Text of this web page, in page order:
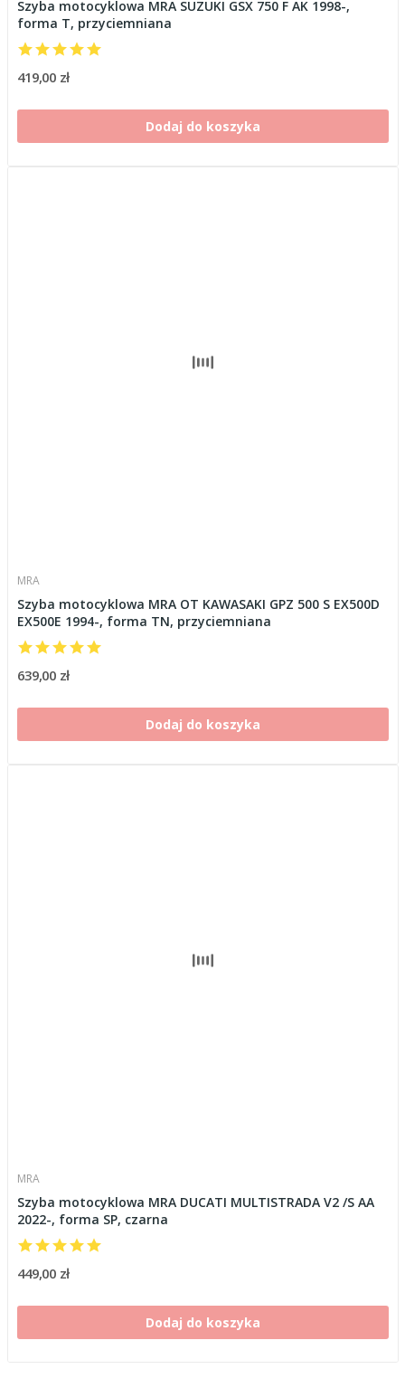
Szyba motocyklowa MRA SUZUKI GSX 750 F AK 1998-,
forma T, przyciemniana
419,00 zł
Dodaj do koszyka
MRA
Szyba motocyklowa MRA OT KAWASAKI GPZ 500 S EX500D
EX500E 1994-, forma TN, przyciemniana
639,00 zł
Dodaj do koszyka
MRA
Szyba motocyklowa MRA DUCATI MULTISTRADA V2 /S AA
2022-, forma SP, czarna
449,00 zł
Dodaj do koszyka